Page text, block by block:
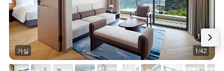
거실 1/42